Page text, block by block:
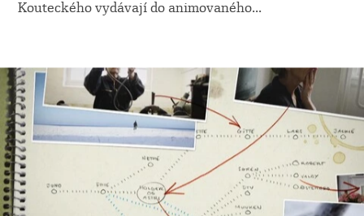
Kouteckého vydávají do animovaného...